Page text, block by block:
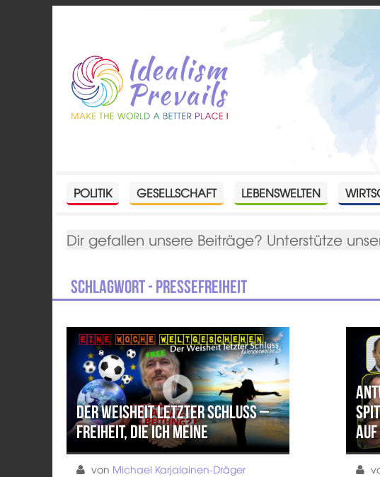
POLITIK GESELLSCHAFT LEBENSWELTEN
Dir gefallen unsere Beiträge? Unterstütze
Schlagwort - Pressefreiheit
Der Weisheit letzter Schluss –
Freiheit, die ich meine
von Michael Karjalainen-Dräger
auf